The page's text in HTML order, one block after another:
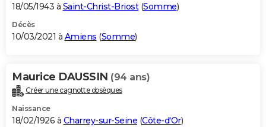
18/05/1943 à Saint-Christ-Briost(Somme)
Décès
10/03/2021 à Amiens (Somme)
Maurice DAUSSIN (94 ans)
Créer une cagnotte obsèques
Naissance
18/02/1926 à Charrey-sur-Seine (Côte-d'Or)